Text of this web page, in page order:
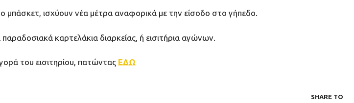
μπάσκετ, ισχύουν νέα μέτρα αναφορικά με την είσοδο στο γήπεδο.
καρτελάκια διαρκείας, ή εισιτήρια αγώνων.
του εισιτηρίου, πατώντας ΕΔΩ
SHARE ΤΟ